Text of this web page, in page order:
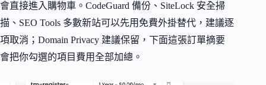
會直接進入購物車。CodeGuard 備份、SiteLock 安全掃
描、SEO Tools 多數新站可以先用免費外掛替代，建議逐
項取消；Domain Privacy 建議保留，下面這張訂單摘要
會把你勾選的項目費用全部加總。